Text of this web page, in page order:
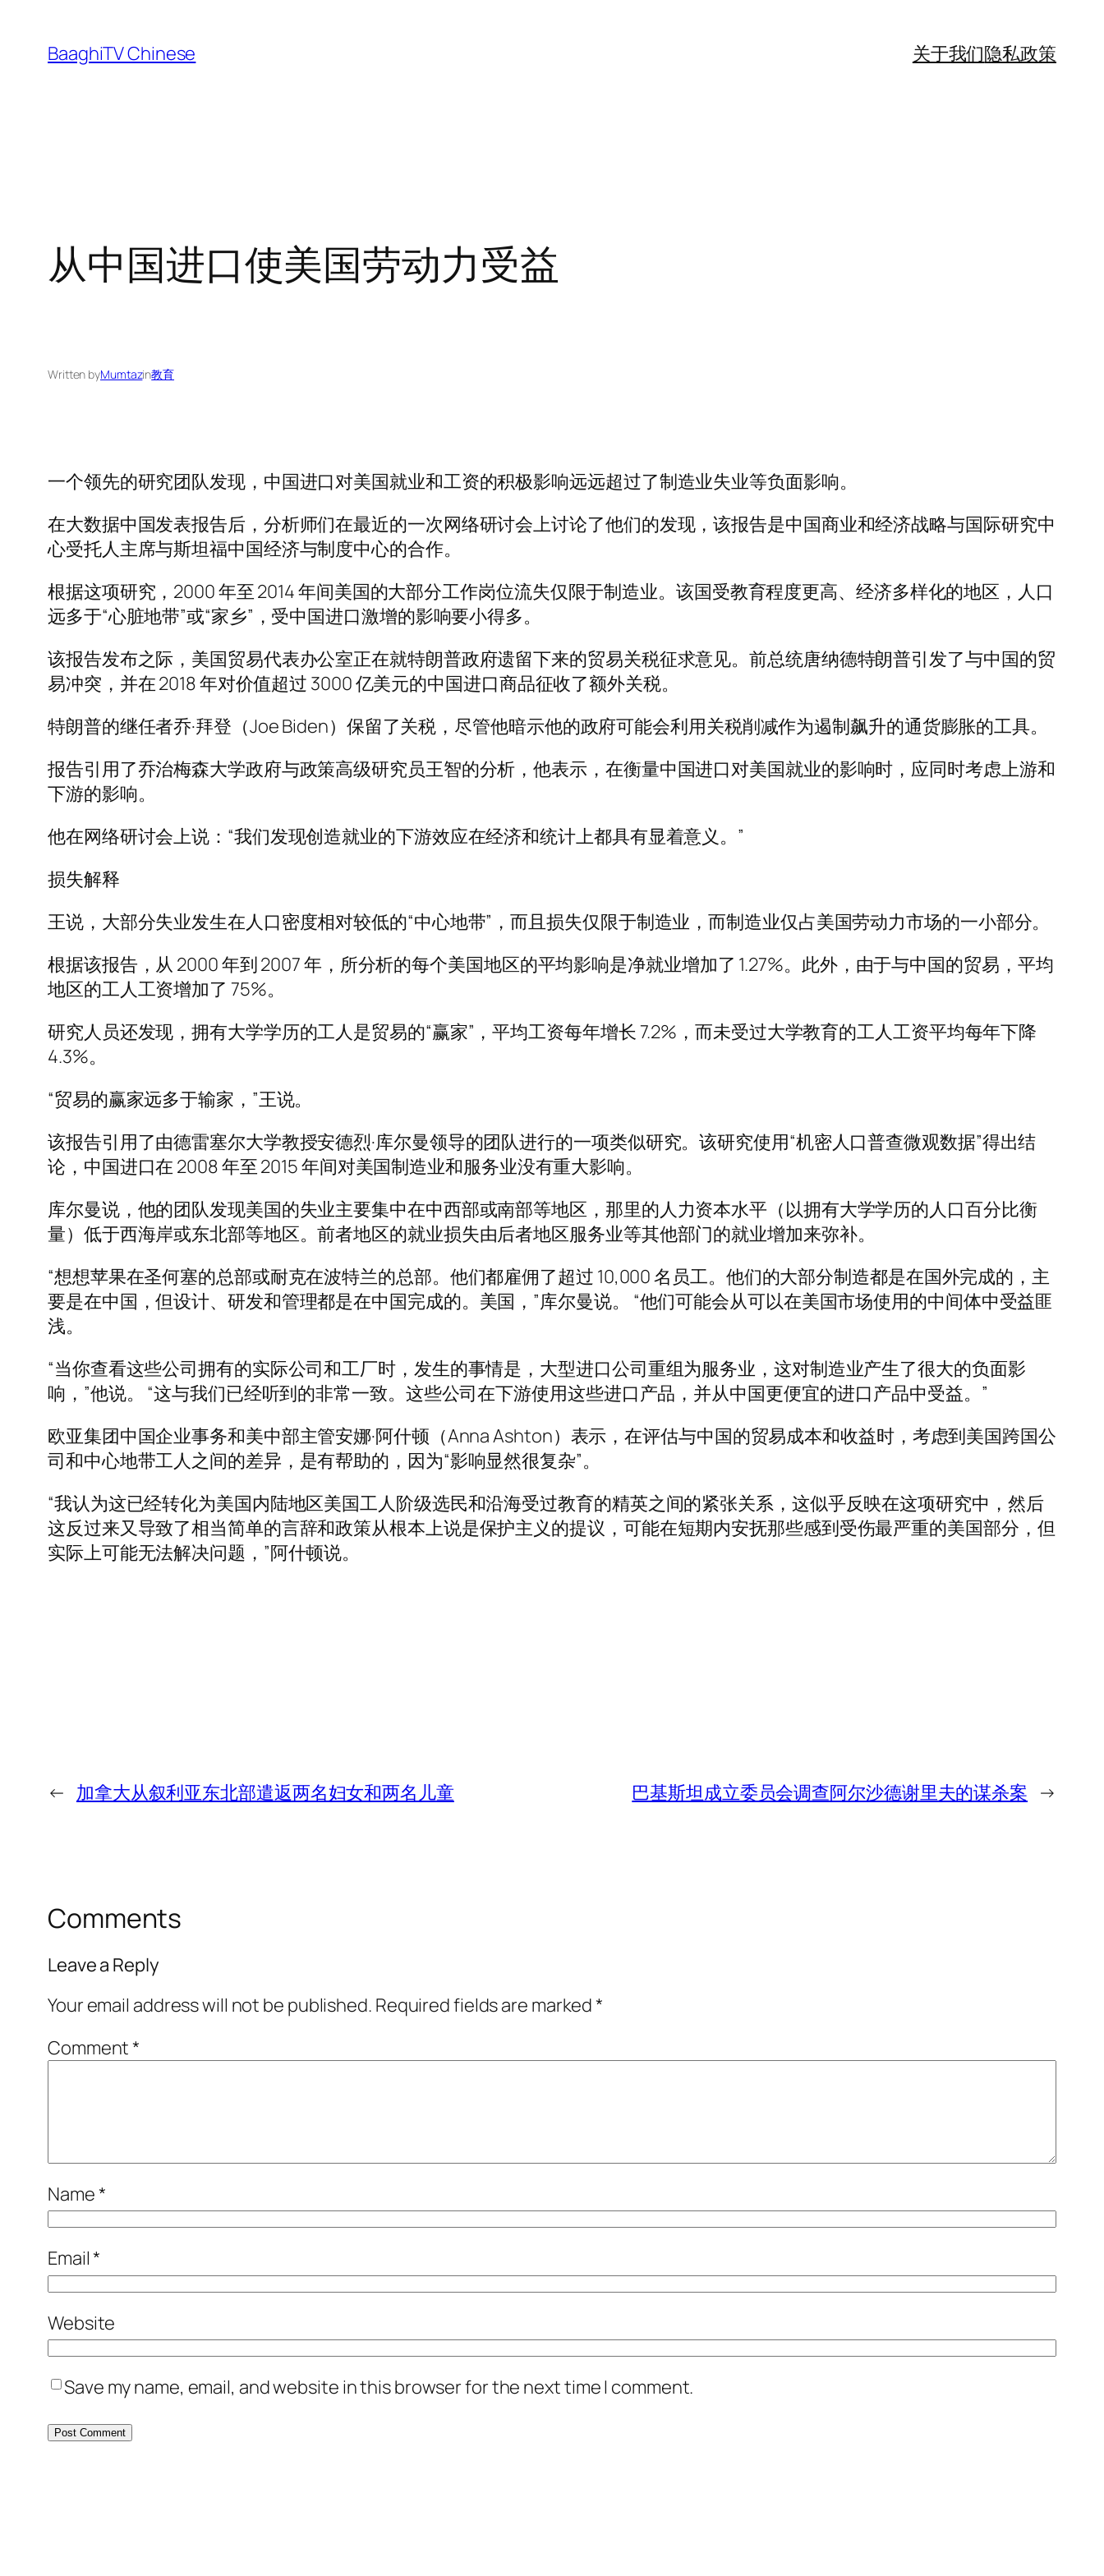
content
BaaghiTV Chinese 关于我们隐私政策
从中国进口使美国劳动力受益
Written byMumtazin教育
一个领先的研究团队发现，中国进口对美国就业和工资的积极影响远远超过了制造业失业等负面影响。
在大数据中国发表报告后，分析师们在最近的一次网络研讨会上讨论了他们的发现，该报告是中国商业和经济战略与国际研究中
心受托人主席与斯坦福中国经济与制度中心的合作。
根据这项研究，2000 年至 2014 年间美国的大部分工作岗位流失仅限于制造业。该国受教育程度更高、经济多样化的地区，人口
远多于“心脏地带”或“家乡”，受中国进口激增的影响要小得多。
该报告发布之际，美国贸易代表办公室正在就特朗普政府遗留下来的贸易关税征求意见。前总统唐纳德特朗普引发了与中国的贸
易冲突，并在 2018 年对价值超过 3000 亿美元的中国进口商品征收了额外关税。
特朗普的继任者乔·拜登（Joe Biden）保留了关税，尽管他暗示他的政府可能会利用关税削减作为遏制飙升的通货膨胀的工具。
报告引用了乔治梅森大学政府与政策高级研究员王智的分析，他表示，在衡量中国进口对美国就业的影响时，应同时考虑上游和
下游的影响。
他在网络研讨会上说：“我们发现创造就业的下游效应在经济和统计上都具有显着意义。”
损失解释
王说，大部分失业发生在人口密度相对较低的“中心地带”，而且损失仅限于制造业，而制造业仅占美国劳动力市场的一小部分。
根据该报告，从 2000 年到 2007 年，所分析的每个美国地区的平均影响是净就业增加了 1.27%。此外，由于与中国的贸易，平均
地区的工人工资增加了 75%。
研究人员还发现，拥有大学学历的工人是贸易的“赢家”，平均工资每年增长 7.2%，而未受过大学教育的工人工资平均每年下降
4.3%。
“贸易的赢家远多于输家，”王说。
该报告引用了由德雷塞尔大学教授安德烈·库尔曼领导的团队进行的一项类似研究。该研究使用“机密人口普查微观数据”得出结
论，中国进口在 2008 年至 2015 年间对美国制造业和服务业没有重大影响。
库尔曼说，他的团队发现美国的失业主要集中在中西部或南部等地区，那里的人力资本水平（以拥有大学学历的人口百分比衡
量）低于西海岸或东北部等地区。前者地区的就业损失由后者地区服务业等其他部门的就业增加来弥补。
“想想苹果在圣何塞的总部或耐克在波特兰的总部。他们都雇佣了超过 10,000 名员工。他们的大部分制造都是在国外完成的，主
要是在中国，但设计、研发和管理都是在中国完成的。美国，”库尔曼说。 “他们可能会从可以在美国市场使用的中间体中受益匪
浅。
“当你查看这些公司拥有的实际公司和工厂时，发生的事情是，大型进口公司重组为服务业，这对制造业产生了很大的负面影
响，”他说。 “这与我们已经听到的非常一致。这些公司在下游使用这些进口产品，并从中国更便宜的进口产品中受益。”
欧亚集团中国企业事务和美中部主管安娜·阿什顿（Anna Ashton）表示，在评估与中国的贸易成本和收益时，考虑到美国跨国公
司和中心地带工人之间的差异，是有帮助的，因为“影响显然很复杂”。
“我认为这已经转化为美国内陆地区美国工人阶级选民和沿海受过教育的精英之间的紧张关系，这似乎反映在这项研究中，然后
这反过来又导致了相当简单的言辞和政策从根本上说是保护主义的提议，可能在短期内安抚那些感到受伤最严重的美国部分，但
实际上可能无法解决问题，”阿什顿说。
← 加拿大从叙利亚东北部遣返两名妇女和两名儿童 巴基斯坦成立委员会调查阿尔沙德谢里夫的谋杀案 →
Comments
Leave a Reply
Your email address will not be published. Required fields are marked*
Comment*
Name*
Email*
Website
Save my name, email, and website in this browser for the next time I comment.